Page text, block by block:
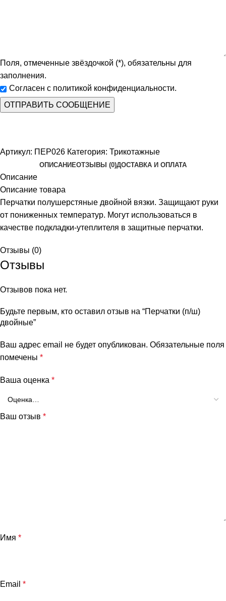
Поля, отмеченные звёздочкой (*), обязательны для
заполнения.
Согласен с политикой конфиденциальности.
Артикул: ПЕР026 Категория: Трикотажные
ОПИСАНИЕОТЗЫВЫ (0)ДОСТАВКА И ОПЛАТА
Описание
Описание товара
Перчатки полушерстяные двойной вязки. Защищают руки
от пониженных температур. Могут использоваться в
качестве подкладки-утеплителя в защитные перчатки.
Отзывы (0)
Отзывы
Отзывов пока нет.
Будьте первым, кто оставил отзыв на “Перчатки (п/ш)
двойные”
Ваш адрес email не будет опубликован. Обязательные поля
помечены *
Ваша оценка *
Ваш отзыв *
Имя *
Email *